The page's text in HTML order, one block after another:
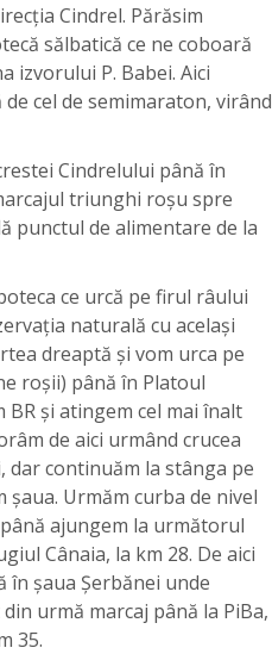
Cindrel. Părăsim
sălbatică ce ne coboară
izvorului P. Babei. Aici
cel de semimaraton, virând
Cindrelului până în
triunghi roșu spre
punctul de alimentare de la
ce urcă pe firul râului
naturală cu același
dreaptă și vom urca pe
roșii) până în Platoul
și atingem cel mai înalt
de aici urmând crucea
dar continuăm la stânga pe
Urmăm curba de nivel
ajungem la următorul
Cânaia, la km 28. De aici
în șaua Șerbănei unde
urmă marcaj până la PiBa,
35.